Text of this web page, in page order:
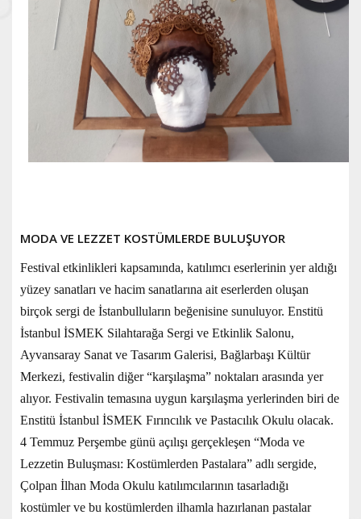
MODA VE LEZZET KOSTÜMLERDE BULUŞUYOR
Festival etkinlikleri kapsamında, katılımcı eserlerinin yer aldığı
yüzey sanatları ve hacim sanatlarına ait eserlerden oluşan
birçok sergi de İstanbulluların beğenisine sunuluyor. Enstitü
İstanbul İSMEK Silahtarağa Sergi ve Etkinlik Salonu,
Ayvansaray Sanat ve Tasarım Galerisi, Bağlarbaşı Kültür
Merkezi, festivalin diğer “karşılaşma” noktaları arasında yer
alıyor. Festivalin temasına uygun karşılaşma yerlerinden biri de
Enstitü İstanbul İSMEK Fırıncılık ve Pastacılık Okulu olacak.
4 Temmuz Perşembe günü açılışı gerçekleşen “Moda ve
Lezzetin Buluşması: Kostümlerden Pastalara” adlı sergide,
Çolpan İlhan Moda Okulu katılımcılarının tasarladığı
kostümler ve bu kostümlerden ilhamla hazırlanan pastalar